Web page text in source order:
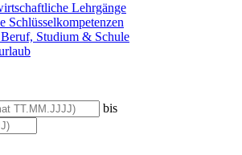
Lehrgänge
Schlüsselkompetenzen
Studium & Schule
bis